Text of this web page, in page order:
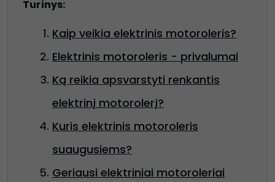
Turinys:
Kaip veikia elektrinis motoroleris?
Elektrinis motoroleris - privalumai
Ką reikia apsvarstyti renkantis
elektrinį motorolerį?
Kuris elektrinis motoroleris
suaugusiems?
Geriausi elektriniai motoroleriai